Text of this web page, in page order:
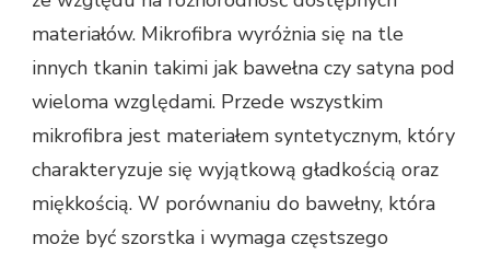
materiałów. Mikrofibra wyróżnia się na tle
innych tkanin takimi jak bawełna czy satyna pod
wieloma względami. Przede wszystkim
mikrofibra jest materiałem syntetycznym, który
charakteryzuje się wyjątkową gładkością oraz
miękkością. W porównaniu do bawełny, która
może być szorstka i wymaga częstszego